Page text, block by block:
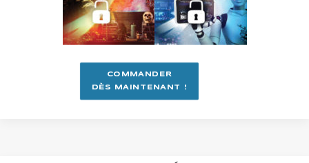
COMMANDER
DÈS MAINTENANT !